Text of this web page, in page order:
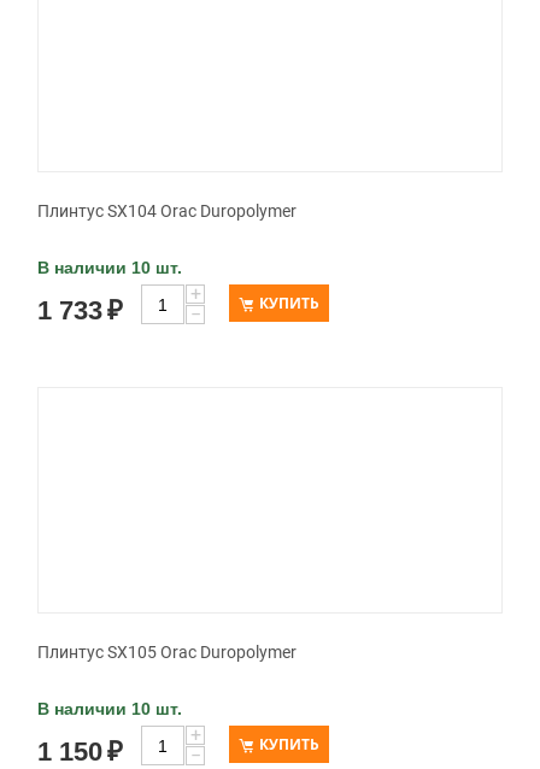
Плинтус SX104 Orac Duropolymer
В наличии 10 шт.
1 733₽
+
−
КУПИТЬ
Плинтус SX105 Orac Duropolymer
В наличии 10 шт.
1 150₽
+
−
КУПИТЬ